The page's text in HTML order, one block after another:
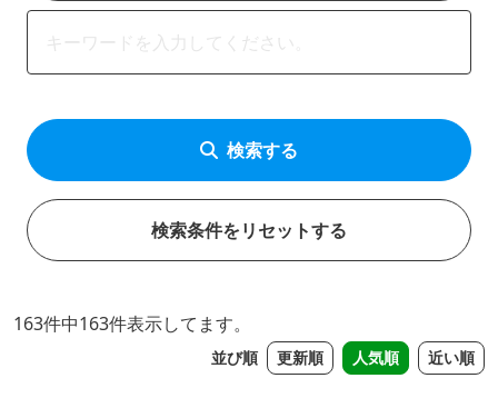
検索する
検索条件をリセットする
163件中163件表示してます。
並び順 更新順 人気順 近い順